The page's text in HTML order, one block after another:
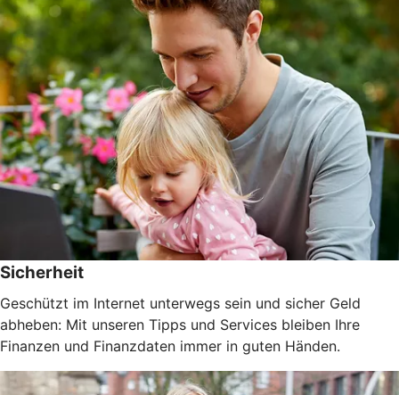
Sicherheit
Geschützt im Internet unterwegs sein und sicher Geld
abheben: Mit unseren Tipps und Services bleiben Ihre
Finanzen und Finanzdaten immer in guten Händen.